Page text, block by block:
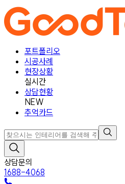
포트폴리오
시공사례
현장상황
실시간
상담현황
NEW
추억카드
상담문의
1688-4068